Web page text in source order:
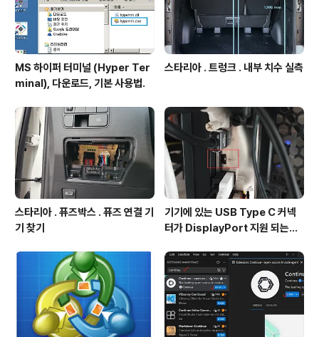
들보..
MS 하이퍼 터미널 (Hyper Ter
minal), 다운로드, 기본 사용법.
스타리아 . 트렁크 . 내부 치수 실측
스타리아 . 퓨즈박스 . 퓨즈 연결 기
기 찾기
기기에 있는 USB Type C 커넥
터가 DisplayPort 지원 되는지